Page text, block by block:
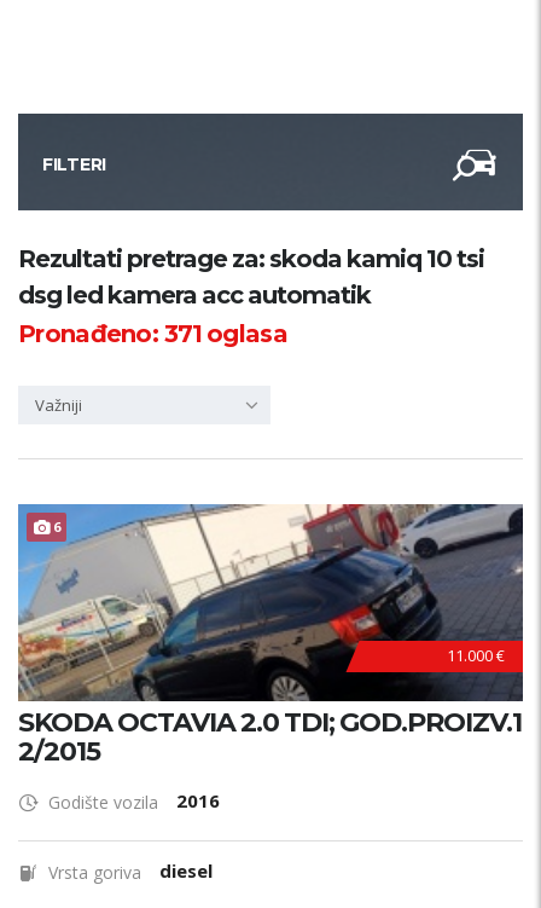
FILTERI
Kategorija
Županija
Rezultati pretrage za: skoda kamiq 10 tsi
dsg led kamera acc automatik
Pronađeno:371oglasa
Važniji
6
11.000 €
SKODA OCTAVIA 2.0 TDI; GOD.PROIZV.1
2/2015
Godište vozila 2016
Vrsta goriva diesel